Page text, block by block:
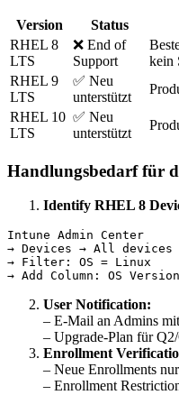
Version Status
RHEL 8
LTS
❌ End of
Support
kein
RHEL 9
LTS
✅ Neu
unterstützt
RHEL 10
LTS
✅ Neu
unterstützt
Handlungsbedarf für
Identify RHEL 8
Intune Admin Center
→ Devices → All devices
→ Filter: OS = Linux
User Notification:
– E-Mail an Admins
– Upgrade-Plan für
Enrollment
– Neue Enrollments
– Enrollment